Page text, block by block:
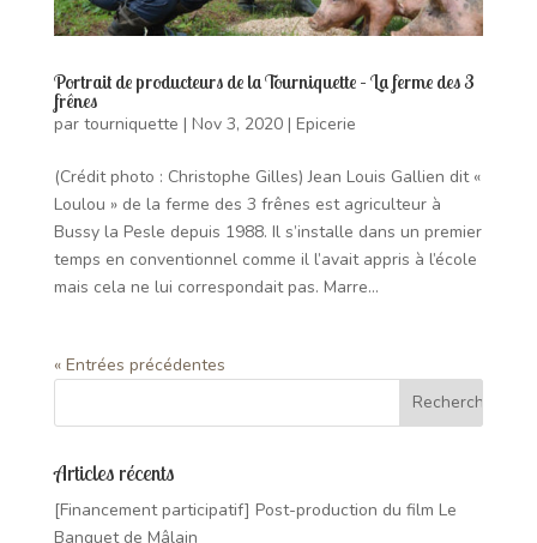
Portrait de producteurs de la Tourniquette – La ferme des 3
frênes
par tourniquette | Nov 3, 2020| Epicerie
(Crédit photo : Christophe Gilles) Jean Louis Gallien dit «
Loulou » de la ferme des 3 frênes est agriculteur à
Bussy la Pesle depuis 1988. Il s’installe dans un premier
temps en conventionnel comme il l’avait appris à l’école
mais cela ne lui correspondait pas. Marre...
« Entrées précédentes
Articles récents
[Financement participatif] Post-production du film Le
Banquet de Mâlain